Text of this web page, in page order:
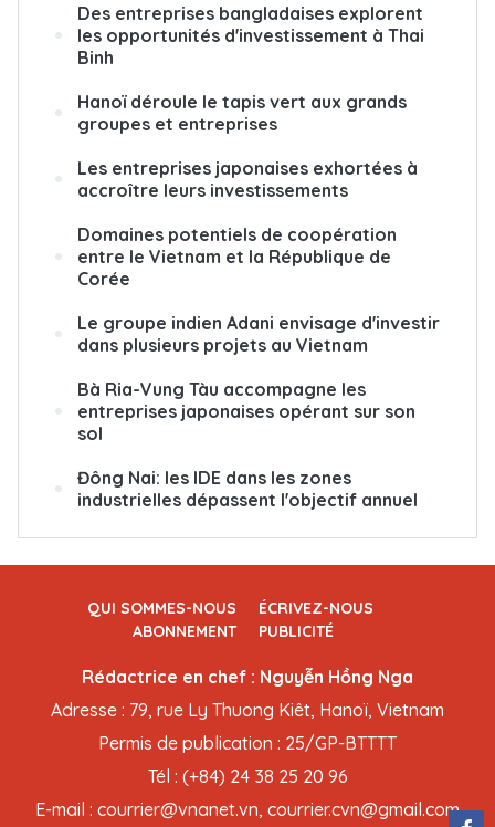
Des entreprises bangladaises explorent
les opportunités d'investissement à Thai
Binh
Hanoï déroule le tapis vert aux grands
groupes et entreprises
Les entreprises japonaises exhortées à
accroître leurs investissements
Domaines potentiels de coopération
entre le Vietnam et la République de
Corée
Le groupe indien Adani envisage d'investir
dans plusieurs projets au Vietnam
Bà Ria-Vung Tàu accompagne les
entreprises japonaises opérant sur son
sol
Đông Nai: les IDE dans les zones
industrielles dépassent l'objectif annuel
QUI SOMMES-NOUS
ÉCRIVEZ-NOUS
ABONNEMENT
PUBLICITÉ
Rédactrice en chef : Nguyễn Hồng Nga
Adresse : 79, rue Ly Thuong Kiêt, Hanoï, Vietnam
Permis de publication : 25/GP-BTTTT
Tél : (+84) 24 38 25 20 96
E-mail : courrier@vnanet.vn, courrier.cvn@gmail.com